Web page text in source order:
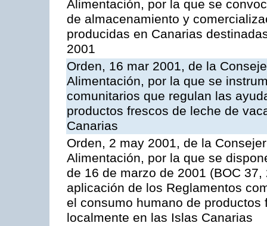
Alimentación, por la que se
de almacenamiento y
producidas en Canarias
2001
Orden, 16 mar 2001, de la
Alimentación, por la que se
comunitarios que regulan las
productos frescos de leche de
Canarias
Orden, 2 may 2001, de la
Alimentación, por la que se
de 16 de marzo de 2001 (BOC
aplicación de los Reglamentos
el consumo humano de
localmente en las Islas Canarias